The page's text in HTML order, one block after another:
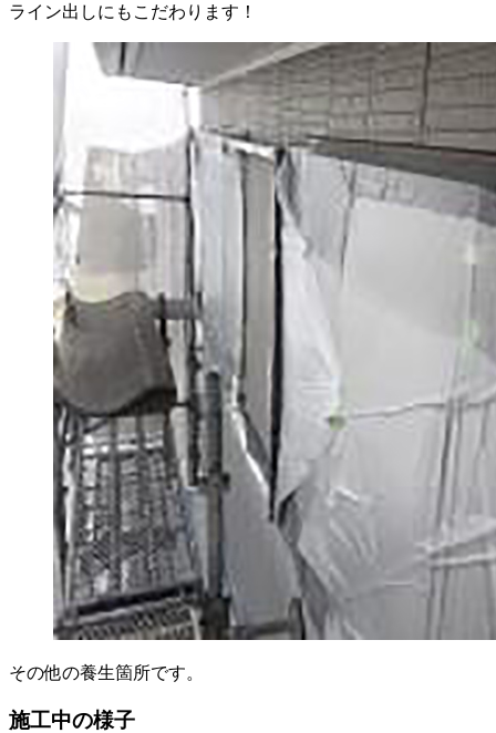
ライン出しにもこだわります！
その他の養生箇所です。
施工中の様子